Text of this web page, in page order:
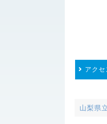
アクセ
山梨県